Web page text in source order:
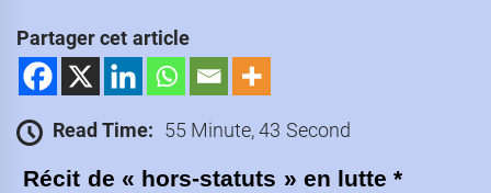
Partager cet article
Read Time: 55 Minute, 43 Second
Récit de « hors-statuts » en lutte *